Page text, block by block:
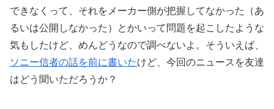
できなくって、それをメーカー側が把握してなかった（あ
るいは公開しなかった）とかいって問題を起こしたような
気もしたけど、めんどうなので調べないよ。そういえば、
ソニー信者の話を前に書いたけど、今回のニュースを友達
はどう聞いただろうか？